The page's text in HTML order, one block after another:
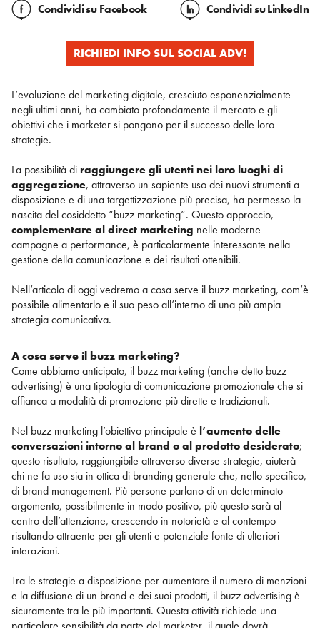
Condividisu Facebook Condividisu LinkedIn
RICHIEDI INFO SUL SOCIAL ADV!
L’evoluzione del marketing digitale, cresciuto esponenzialmente
negli ultimi anni, ha cambiato profondamente il mercato e gli
obiettivi che i marketer si pongono per il successo delle loro
strategie.
La possibilità diraggiungere gli utenti nei loro luoghi di
aggregazione, attraverso un sapiente uso dei nuovi strumenti a
disposizione e di una targettizzazione più precisa, ha permesso la
nascita del cosiddetto “buzz marketing”. Questo approccio,
complementare al direct marketing nelle moderne
campagne a performance, è particolarmente interessante nella
gestione della comunicazione e dei risultati ottenibili.
Nell’articolo di oggi vedremo a cosa serve il buzz marketing, com’è
possibile alimentarlo e il suo peso all’interno di una più ampia
strategia comunicativa.
A cosa serve il buzz marketing?
Come abbiamo anticipato, il buzz marketing (anche detto buzz
advertising) è una tipologia di comunicazione promozionale che si
affianca a modalità di promozione più dirette e tradizionali.
Nel buzz marketing l’obiettivo principale è l’aumento delle
conversazioni intorno al brand o al prodotto desiderato;
questo risultato, raggiungibile attraverso diverse strategie, aiuterà
chi ne fa uso sia in ottica di branding generale che, nello specifico,
di brand management. Più persone parlano di un determinato
argomento, possibilmente in modo positivo, più questo sarà al
centro dell’attenzione, crescendo in notorietà e al contempo
risultando attraente per gli utenti e potenziale fonte di ulteriori
interazioni.
Tra le strategie a disposizione per aumentare il numero di menzioni
e la diffusione di un brand e dei suoi prodotti, il buzz advertising è
sicuramente tra le più importanti. Questa attività richiede una